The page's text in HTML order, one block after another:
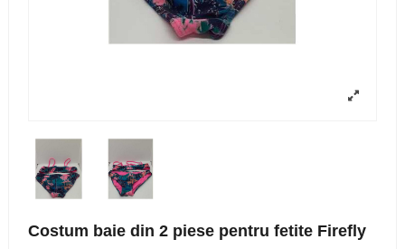
Costum baie din 2 piese pentru fetite Firefly